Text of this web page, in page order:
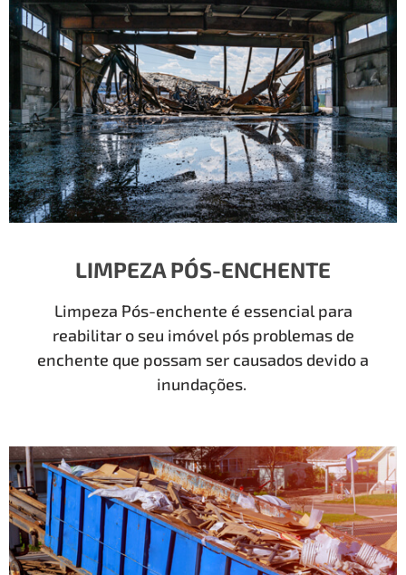
LIMPEZA PÓS-ENCHENTE
Limpeza Pós-enchente é essencial para
reabilitar o seu imóvel pós problemas de
enchente que possam ser causados devido a
inundações.